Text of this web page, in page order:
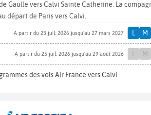
Gaulle vers Calvi Sainte Catherine. La
départ de Paris vers Calvi.
A partir du 23 juil. 2026 jusqu'au 27 mars 2027 L M
A partir du 25 juil. 2026 jusqu'au 29 août 2026 M
des vols Air France vers Calvi